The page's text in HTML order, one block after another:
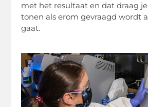
met het resultaat en dat draag
tonen als erom gevraagd wordt
gaat.